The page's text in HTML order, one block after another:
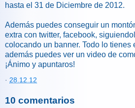
hasta el 31 de Diciembre de 2012.
Además puedes conseguir un
extra con twitter, facebook,
colocando un banner. Todo lo tienes
además puedes ver un video de
¡Ánimo y apuntaros!
· 28.12.12
10 comentarios